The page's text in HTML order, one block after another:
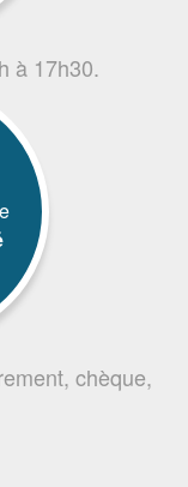
à 17h30.
chèque,